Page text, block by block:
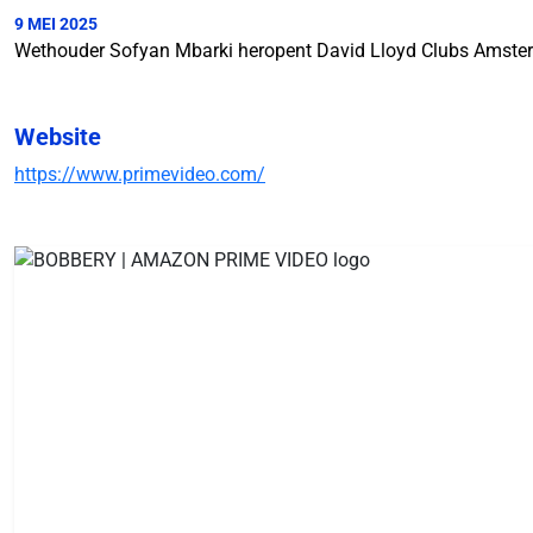
9 MEI 2025
Wethouder Sofyan Mbarki heropent David Lloyd Clubs
Website
https://www.primevideo.com/